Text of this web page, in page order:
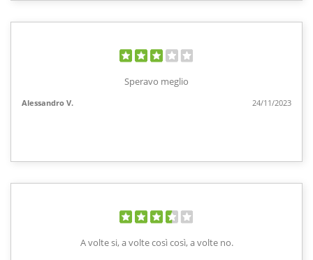
Speravo meglio
Alessandro V. 24/11/2023
A volte si, a volte così così, a volte no.